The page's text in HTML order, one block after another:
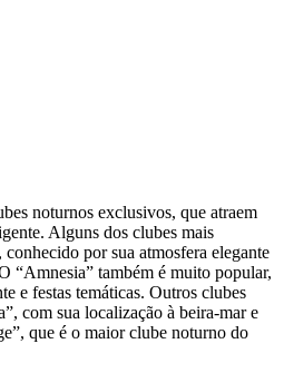
noturnos exclusivos, que atraem
Alguns dos clubes mais
por sua atmosfera elegante
“Amnesia” também é muito popular,
e festas temáticas. Outros clubes
com sua localização à beira-mar e
que é o maior clube noturno do